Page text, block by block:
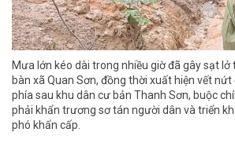
Mưa lớn kéo dài trong nhiều giờ đã gây sạt
bàn xã Quan Sơn, đồng thời xuất hiện vết
phía sau khu dân cư bản Thanh Sơn, buộc
phải khẩn trương sơ tán người dân và triển
phó khẩn cấp.